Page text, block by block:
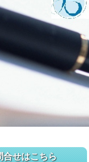
合せはこちら